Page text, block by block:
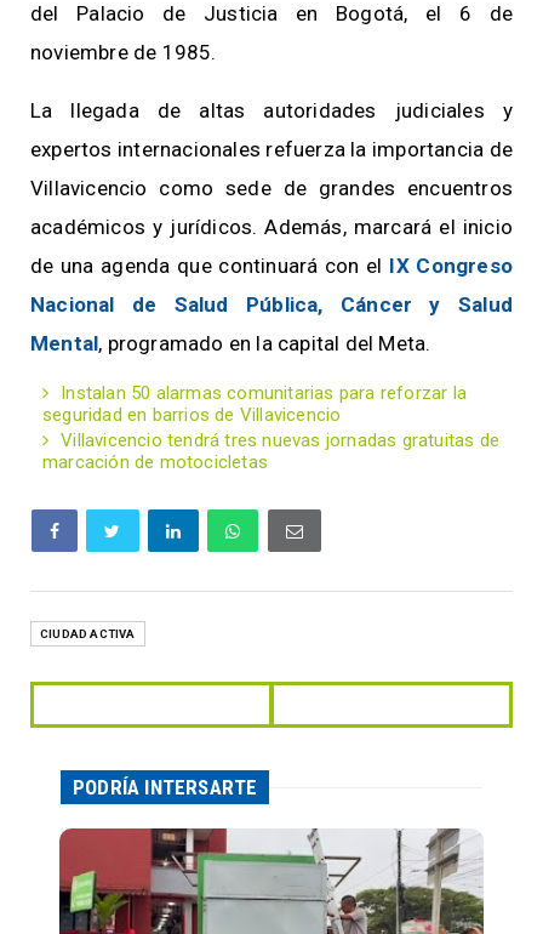
del Palacio de Justicia en Bogotá, el 6 de
noviembre de 1985.
La llegada de altas autoridades judiciales y
expertos internacionales refuerza la importancia de
Villavicencio como sede de grandes encuentros
académicos y jurídicos. Además, marcará el inicio
de una agenda que continuará con el IX Congreso
Nacional de Salud Pública, Cáncer y Salud
Mental, programado en la capital del Meta.
Instalan 50 alarmas comunitarias para reforzar la
seguridad en barrios de Villavicencio
Villavicencio tendrá tres nuevas jornadas gratuitas de
marcación de motocicletas
CIUDAD ACTIVA
PODRÍA INTERSARTE